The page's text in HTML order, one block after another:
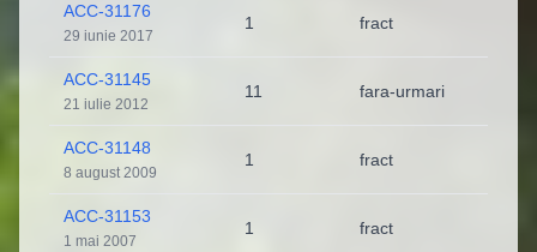
ACC-31176
29 iunie 2017
1 fract
ACC-31145
21 iulie 2012
11 fara-urmari
ACC-31148
8 august 2009
1 fract
ACC-31153
1 mai 2007
1 fract